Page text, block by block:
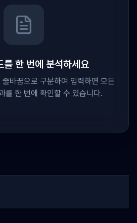
를 한 번에 분석하세요
바꿈으로 구분하여 입력하면 모든
를 한 번에 확인할 수 있습니다.